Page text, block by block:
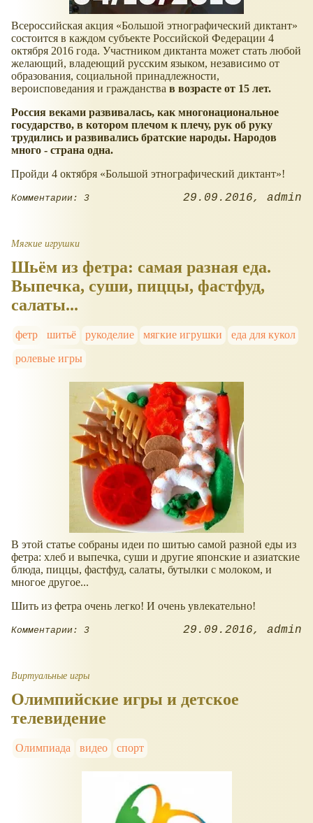
Всероссийская акция «Большой этнографический диктант»
состоится в каждом субъекте Российской Федерации 4
октября 2016 года. Участником диктанта может стать любой
желающий, владеющий русским языком, независимо от
образования, социальной принадлежности,
вероисповедания и гражданства в возрасте от 15 лет.
Россия веками развивалась, как многонациональное
государство, в котором плечом к плечу, рук об руку
трудились и развивались братские народы. Народов
много - страна одна.
Пройди 4 октября «Большой этнографический диктант»!
Комментарии: 3 29.09.2016 admin
Мягкие игрушки
Шьём из фетра: самая разная еда.
Выпечка, суши, пиццы, фастфуд,
салаты...
фетр шитьё рукоделие мягкие игрушки
еда для кукол
ролевые игры
В этой статье собраны идеи по шитью самой разной еды из
фетра: хлеб и выпечка, суши и другие японские и азиатские
блюда, пиццы, фастфуд, салаты, бутылки с молоком, и
многое другое...
Шить из фетра очень легко! И очень увлекательно!
Комментарии: 3 29.09.2016 admin
Виртуальные игры
Олимпийские игры и детское
телевидение
Олимпиада видео спорт